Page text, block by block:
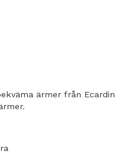
ärmer från Ecardin